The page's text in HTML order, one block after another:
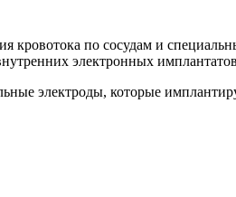
кровотока по сосудам и
электронных
электроды, которые